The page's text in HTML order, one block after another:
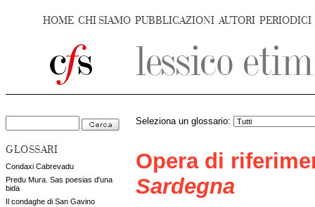
HOME CHI SIAMO PUBBLICAZIONI AUTORI PERIODICI
GLOSSARI
Condaxi Cabrevadu
Predu Mura. Sas poesias d'una
bida
Il condaghe di San Gavino
Seleziona un glossario:
Opera di
Sardegna